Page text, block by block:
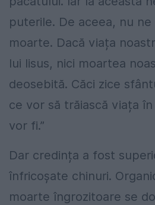
puterile. De aceea, nu
moarte. Dacă viața
lui Iisus, nici moartea
deosebită. Căci zice
ce vor să trăiască viața
vor fi.”
Dar credința a fost
înfricoșate chinuri.
moarte îngrozitoare se